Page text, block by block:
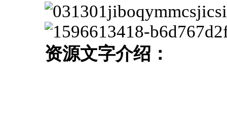
资源文字介绍：